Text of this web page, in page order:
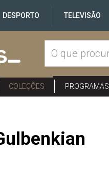
DESPORTO TELEVISÃO
COLEÇÕES PROGRAMAS